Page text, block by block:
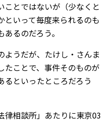
ことではないが（少なくと
といって毎度来られるのも
るのだろう。
ようだが、たけし・さんま
たことで、事件そのものが
るといったところだろう
律相談所」あたりに東京03